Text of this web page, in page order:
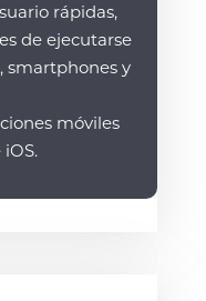
rápidas,
de ejecutarse
smartphones y
móviles